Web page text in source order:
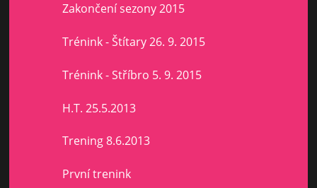
Zakončení sezony 2015
Trénink - Štítary 26. 9. 2015
Trénink - Stříbro 5. 9. 2015
H.T. 25.5.2013
Trening 8.6.2013
První trenink